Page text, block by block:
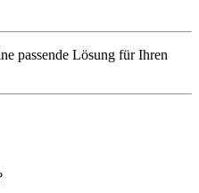
passende Lösung für Ihren